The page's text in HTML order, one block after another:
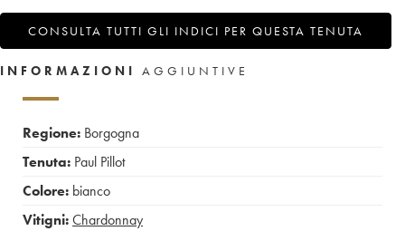
CONSULTA TUTTI GLI INDICI PER QUESTA TENUTA
INFORMAZIONI AGGIUNTIVE
Regione: Borgogna
Tenuta: Paul Pillot
Colore: bianco
Vitigni:Chardonnay